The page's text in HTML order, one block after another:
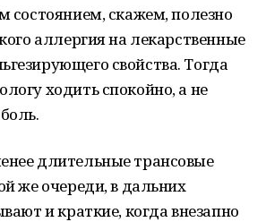
состоянием, скажем, полезно
аллергия на лекарственные
свойства. Тогда
ходить спокойно, а не
длительные трансовые
же очереди, в дальних
и краткие, когда внезапно